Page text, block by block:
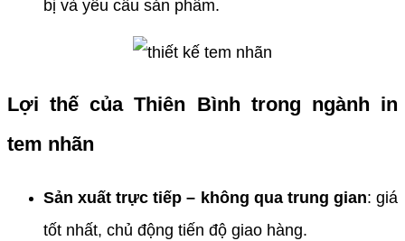
bị và yêu cầu sản phẩm.
Lợi thế của Thiên Bình trong ngành in
tem nhãn
Sản xuất trực tiếp – không qua trung gian: giá
tốt nhất, chủ động tiến độ giao hàng.